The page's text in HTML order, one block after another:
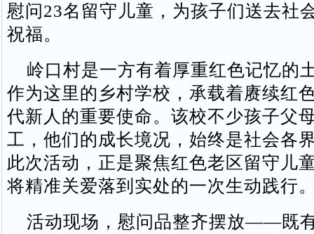
慰问23名留守儿童，为孩子们送去社
祝福。
岭口村是一方有着厚重红色记忆的
作为这里的乡村学校，承载着赓续红
代新人的重要使命。该校不少孩子父
工，他们的成长境况，始终是社会各
此次活动，正是聚焦红色老区留守儿
将精准关爱落到实处的一次生动践行
活动现场，慰问品整齐摆放——既